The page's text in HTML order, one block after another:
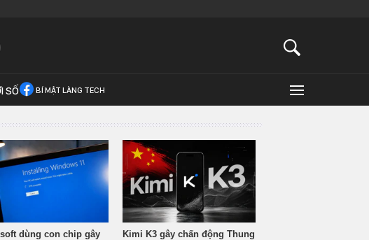
SỐ BÍ MẬT LÀNG TECH
dùng con chip gây
Kimi K3 gây chấn động Thung